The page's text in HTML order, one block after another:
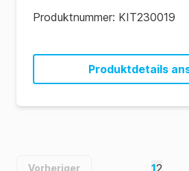
Produktnummer: KIT230019
Produktdetails
Vorheriger 12